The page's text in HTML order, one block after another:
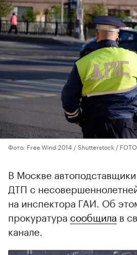
Фото: Free Wind 2014 / Shutterstock /
В Москве
ДТП с
на инспектора ГАИ. Об
прокуратура сообщила в
канале.